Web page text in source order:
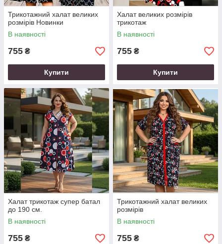
Трикотажний халат великих
розмірів Новинки
В наявності
755 ₴
Купити
Халат великих розмірів
трикотаж
В наявності
755 ₴
Купити
Халат трикотаж супер батал
до 190 см.
В наявності
755 ₴
Трикотажний халат великих
розмірів
В наявності
755 ₴